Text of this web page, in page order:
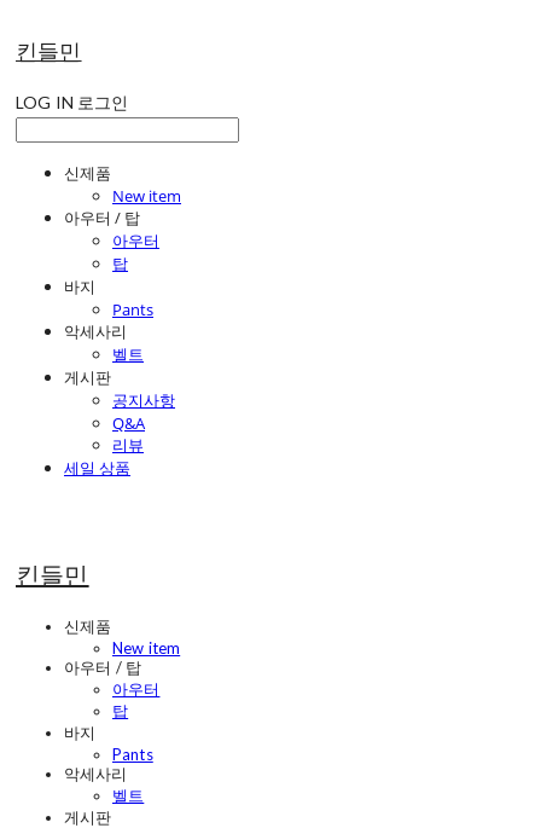
킨들민
LOG IN 로그인
신제품
New item
아우터 / 탑
아우터
탑
바지
Pants
악세사리
벨트
게시판
공지사항
Q&A
리뷰
세일 상품
킨들민
신제품
New item
아우터 / 탑
아우터
탑
바지
Pants
악세사리
벨트
게시판